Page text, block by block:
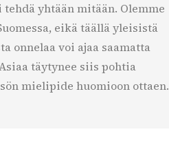
yhtään mitään. Olemme
eikä täällä yleisistä
onnelaa voi ajaa saamatta
täytynee siis pohtia
mielipide huomioon ottaen.